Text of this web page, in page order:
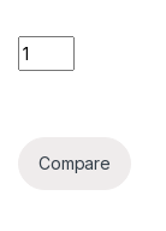
El Rey Lear
Compare